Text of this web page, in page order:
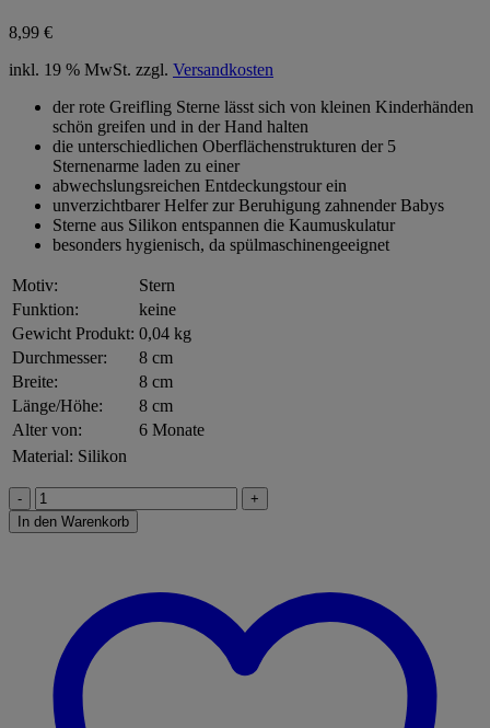
8,99 €
inkl. 19 % MwSt. zzgl. Versandkosten
der rote Greifling Sterne lässt sich von kleinen Kinderhänden
schön greifen und in der Hand halten
die unterschiedlichen Oberflächenstrukturen der 5
Sternenarme laden zu einer
abwechslungsreichen Entdeckungstour ein
unverzichtbarer Helfer zur Beruhigung zahnender Babys
Sterne aus Silikon entspannen die Kaumuskulatur
besonders hygienisch, da spülmaschinengeeignet
Motiv:
Stern
Funktion:
keine
Gewicht Produkt: 0,04 kg
Durchmesser:
8 cm
Breite:
8 cm
Länge/Höhe:
8 cm
Alter von:
6 Monate
Material: Silikon
Haba
304290
Greifling
In den Warenkorb